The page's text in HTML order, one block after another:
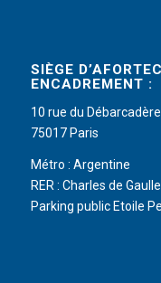
SIÈGE
ENCADREMENT :
10 rue du Débarcadère
75017 Paris
Métro : Argentine
RER : Charles de
Parking public Etoile